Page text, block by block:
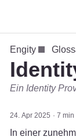
Engity
Ein Identity
24. Apr 2025 7
In einer